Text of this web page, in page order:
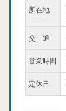
所在地
交 通
営業時間
定休日